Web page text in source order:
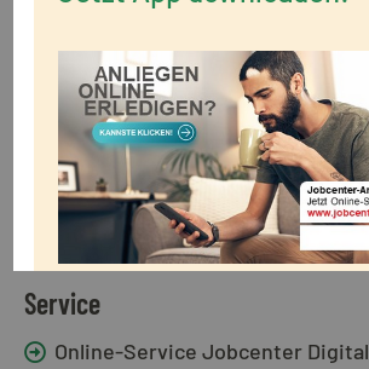
Standorte
Dienststelle Bad Segeberg
Dienststelle Kaltenkirchen
Dienststelle Norderstedt
Service
Online-Service Jobcenter Digital